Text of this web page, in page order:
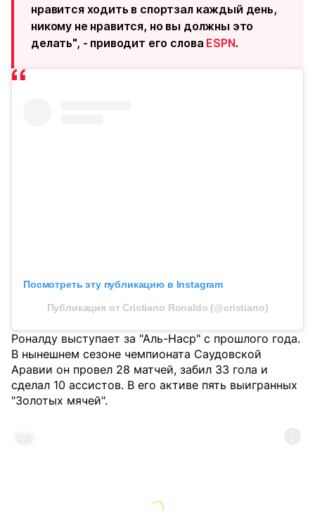
нравится ходить в спортзал каждый день,
никому не нравится, но вы должны это
делать", - приводит его слова ESPN.
Посмотреть эту публикацию в Instagram
Публикация от Cristiano Ronaldo (@cristiano)
Роналду выступает за "Аль-Наср" с прошлого года.
В нынешнем сезоне чемпионата Саудовской
Аравии он провел 28 матчей, забил 33 гола и
сделал 10 ассистов. В его активе пять выигранных
"Золотых мячей".